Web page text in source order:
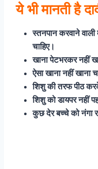
ये भी मानती है
स्तनपान करवाने
चाहिए।
खाना पेटभरकर नहीं
ऐसा खाना नहीं खाना
शिशु की तरफ पीठ
शिशु को डायपर नहीं
कुछ देर बच्चे को नंगा